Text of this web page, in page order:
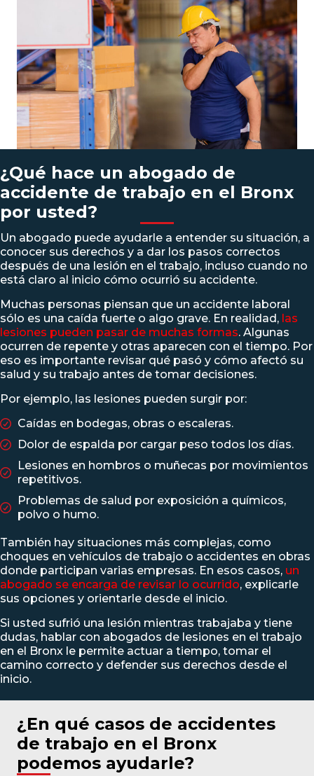
¿Qué hace un abogado de
accidente de trabajo en el Bronx
por usted?
Un abogado puede ayudarle a entender su situación, a
conocer sus derechos y a dar los pasos correctos
después de una lesión en el trabajo, incluso cuando no
está claro al inicio cómo ocurrió su accidente.
Muchas personas piensan que un accidente laboral
sólo es una caída fuerte o algo grave. En realidad, las
lesiones pueden pasar de muchas formas. Algunas
ocurren de repente y otras aparecen con el tiempo. Por
eso es importante revisar qué pasó y cómo afectó su
salud y su trabajo antes de tomar decisiones.
Por ejemplo, las lesiones pueden surgir por:
Caídas en bodegas, obras o escaleras.
Dolor de espalda por cargar peso todos los días.
Lesiones en hombros o muñecas por movimientos
repetitivos.
Problemas de salud por exposición a químicos,
polvo o humo.
También hay situaciones más complejas, como
choques en vehículos de trabajo o accidentes en obras
donde participan varias empresas. En esos casos, un
abogado se encarga de revisar lo ocurrido, explicarle
sus opciones y orientarle desde el inicio.
Si usted sufrió una lesión mientras trabajaba y tiene
dudas, hablar con abogados de lesiones en el trabajo
en el Bronx le permite actuar a tiempo, tomar el
camino correcto y defender sus derechos desde el
inicio.
¿En qué casos de accidentes
de trabajo en el Bronx
podemos ayudarle?